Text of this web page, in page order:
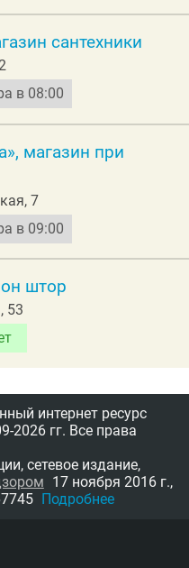
сантехники
в 08:00
магазин при
7
в 09:00
штор
53
интернет ресурс
2026 гг. Все права
сетевое издание,
17 ноября 2016 г.,
Подробнее